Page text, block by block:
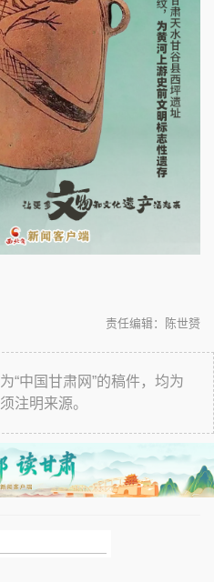
责任编辑：陈世赟
“中国甘肃网”的稿件，均为
注明来源。